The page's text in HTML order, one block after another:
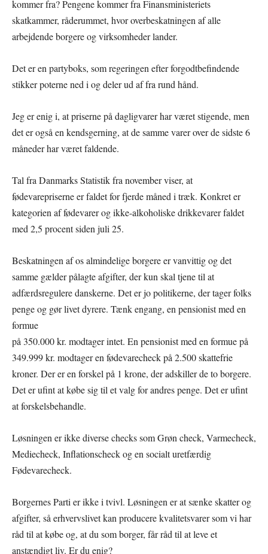
kommer fra? Pengene kommer fra Finansministeriets
skatkammer, råderummet, hvor overbeskatningen af alle
arbejdende borgere og virksomheder lander.
Det er en partyboks, som regeringen efter forgodtbefindende
stikker poterne ned i og deler ud af fra rund hånd.
Jeg er enig i, at priserne på dagligvarer har været stigende, men
det er også en kendsgerning, at de samme varer over de sidste 6
måneder har været faldende.
Tal fra Danmarks Statistik fra november viser, at
fødevarepriserne er faldet for fjerde måned i træk. Konkret er
kategorien af fødevarer og ikke-alkoholiske drikkevarer faldet
med 2,5 procent siden juli 25.
Beskatningen af os almindelige borgere er vanvittig og det
samme gælder pålagte afgifter, der kun skal tjene til at
adfærdsregulere danskerne. Det er jo politikerne, der tager folks
penge og gør livet dyrere. Tænk engang, en pensionist med en
formue
på 350.000 kr. modtager intet. En pensionist med en formue på
349.999 kr. modtager en fødevarecheck på 2.500 skattefrie
kroner. Der er en forskel på 1 krone, der adskiller de to borgere.
Det er ufint at købe sig til et valg for andres penge. Det er ufint
at forskelsbehandle.
Løsningen er ikke diverse checks som Grøn check, Varmecheck,
Mediecheck, Inflationscheck og en socialt uretfærdig
Fødevarecheck.
Borgernes Parti er ikke i tvivl. Løsningen er at sænke skatter og
afgifter, så erhvervslivet kan producere kvalitetsvarer som vi har
råd til at købe og, at du som borger, får råd til at leve et
anstændigt liv. Er du enig?